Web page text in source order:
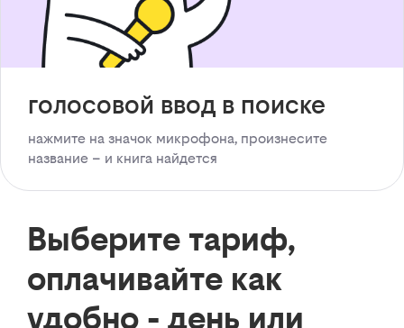
голосовой ввод в поиске
нажмите на значок микрофона, произнесите
название – и книга найдется
Выберите тариф,
оплачивайте как
удобно - день или